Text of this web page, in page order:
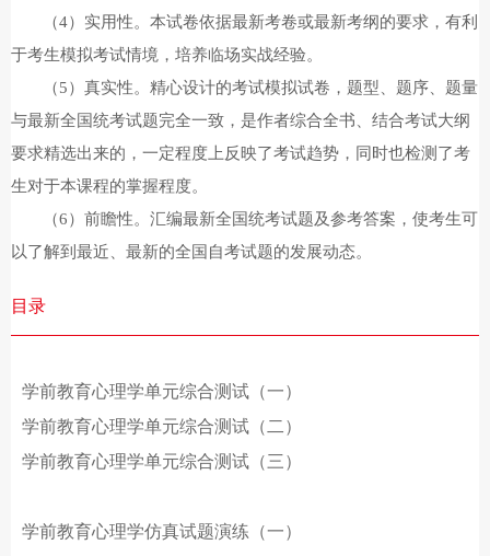
（4）实用性。本试卷依据最新考卷或最新考纲的要求，有利
于考生模拟考试情境，培养临场实战经验。
（5）真实性。精心设计的考试模拟试卷，题型、题序、题量
与最新全国统考试题完全一致，是作者综合全书、结合考试大纲
要求精选出来的，一定程度上反映了考试趋势，同时也检测了考
生对于本课程的掌握程度。
（6）前瞻性。汇编最新全国统考试题及参考答案，使考生可
以了解到最近、最新的全国自考试题的发展动态。
目录
学前教育心理学单元综合测试（一）
学前教育心理学单元综合测试（二）
学前教育心理学单元综合测试（三）
学前教育心理学仿真试题演练（一）